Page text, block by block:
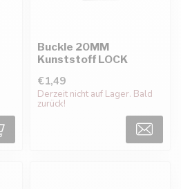
Buckle 20MM
Kunststoff LOCK
€1,49
Derzeit nicht auf Lager. Bald
zurück!